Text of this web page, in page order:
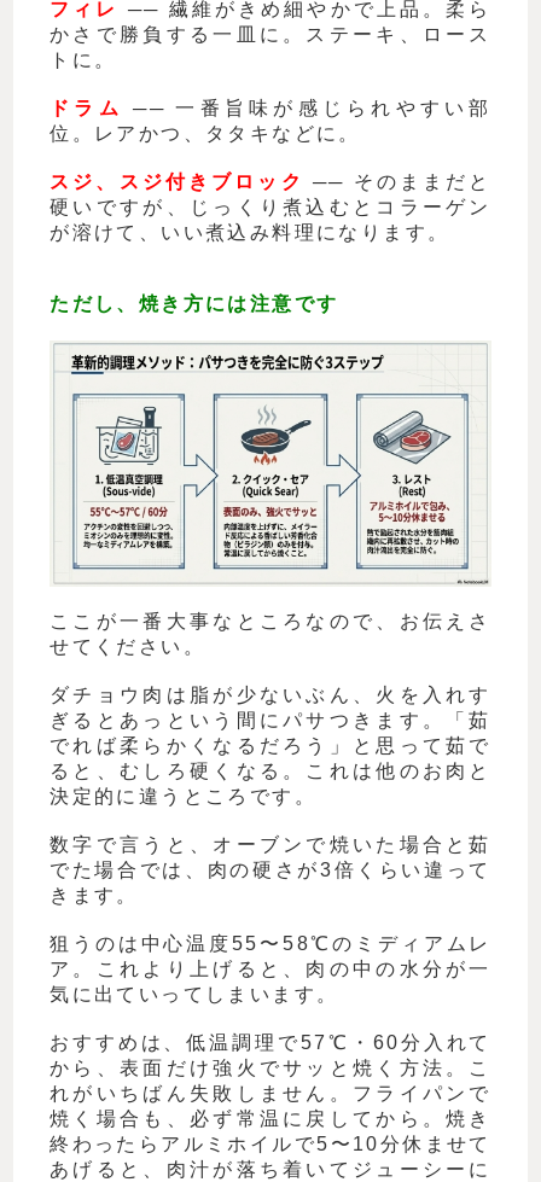
フィレ
── 繊維がきめ細やかで上品。柔ら
かさで勝負する一皿に。ステーキ、ロース
トに。
ドラム
── 一番旨味が感じられやすい部
位。レアかつ、タタキなどに。
スジ、スジ付きブロック
── そのままだと
硬いですが、じっくり煮込むとコラーゲン
が溶けて、いい煮込み料理になります。
ただし、焼き方には注意です
ここが一番大事なところなので、お伝えさ
せてください。
ダチョウ肉は脂が少ないぶん、火を入れす
ぎるとあっという間にパサつきます。「茹
でれば柔らかくなるだろう」と思って茹で
ると、むしろ硬くなる。これは他のお肉と
決定的に違うところです。
数字で言うと、オーブンで焼いた場合と茹
でた場合では、肉の硬さが3倍くらい違って
きます。
狙うのは中心温度55〜58℃のミディアムレ
ア。これより上げると、肉の中の水分が一
気に出ていってしまいます。
おすすめは、低温調理で57℃・60分入れて
から、表面だけ強火でサッと焼く方法。こ
れがいちばん失敗しません。フライパンで
焼く場合も、必ず常温に戻してから。焼き
終わったらアルミホイルで5〜10分休ませて
あげると、肉汁が落ち着いてジューシーに